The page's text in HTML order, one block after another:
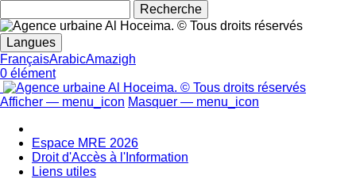
Langues
FrançaisArabicAmazigh
0 élément
Afficher — menu_icon Masquer — menu_icon
Espace MRE 2026
Droit d'Accès à l'Information
Liens utiles